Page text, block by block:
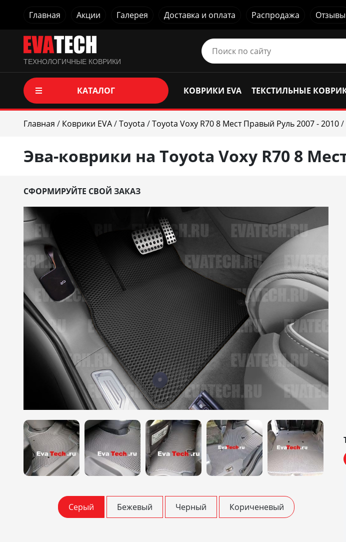
Главная Акции Галерея Доставка и оплата Распродажа Отзывы
ТЕХНОЛОГИЧНЫЕ КОВРИКИ
КАТАЛОГ КОВРИКИ EVA ТЕКСТИЛЬНЫЕ
Главная / Коврики EVA/Toyota /Toyota Voxy R70 8 Мест Правый Руль 2007 - 2010/
Эва-коврики на Toyota Voxy R70 8
СФОРМИРУЙТЕ СВОЙ ЗАКАЗ
Серый Бежевый Черный Кориченевый